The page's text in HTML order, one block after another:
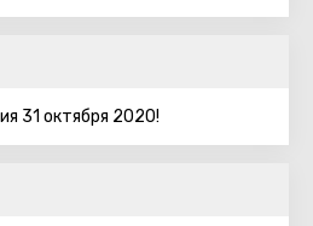
31 октября 2020!